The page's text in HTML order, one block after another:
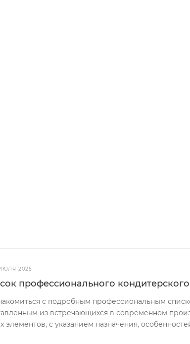
2025
профессионального
с подробным профессиональным
из встречающихся в современном
элементов, с указанием назначения,